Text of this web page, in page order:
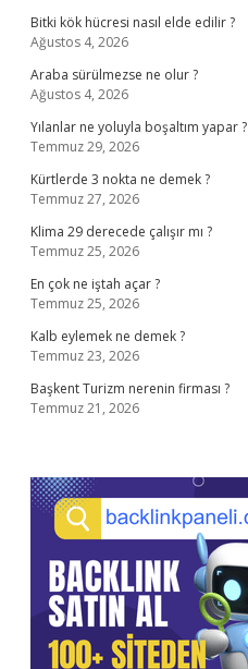
Bitki kök hücresi nasıl elde edilir ?
Ağustos 4, 2026
Araba sürülmezse ne olur ?
Ağustos 4, 2026
Yılanlar ne yoluyla boşaltım yapar ?
Temmuz 29, 2026
Kürtlerde 3 nokta ne demek ?
Temmuz 27, 2026
Klima 29 derecede çalışır mı ?
Temmuz 25, 2026
En çok ne iştah açar ?
Temmuz 25, 2026
Kalb eylemek ne demek ?
Temmuz 23, 2026
Başkent Turizm nerenin firması ?
Temmuz 21, 2026